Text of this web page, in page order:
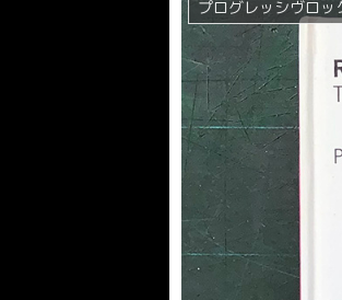
プログレッシヴロッ